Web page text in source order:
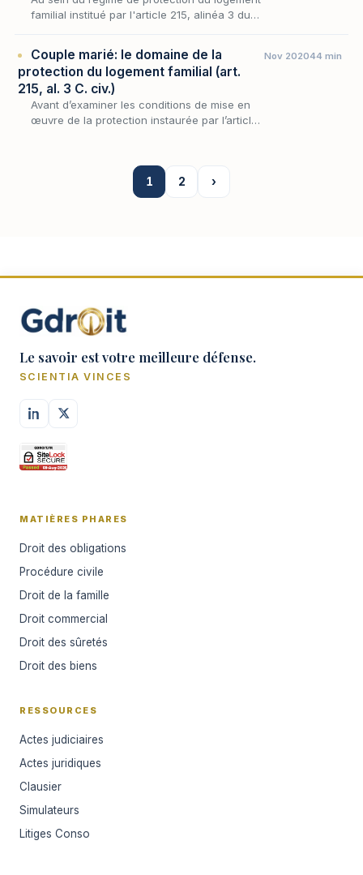
familial institué par l'article 215, alinéa 3 du
Couple marié: le domaine de la
protection du logement familial (art.
215, al. 3 C. civ.)
Avant d’examiner les conditions de mise en
œuvre de la protection instaurée par l’article
Nov 202044 min
1 2 ›
Le savoir est votre meilleure défense.
SCIENTIA VINCES
MATIÈRES PHARES
Droit des obligations
Procédure civile
Droit de la famille
Droit commercial
Droit des sûretés
Droit des biens
RESSOURCES
Actes judiciaires
Actes juridiques
Clausier
Simulateurs
Litiges Conso